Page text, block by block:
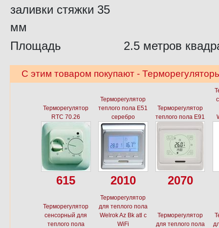
заливки стяжки 35
мм
Площадь 2.5 метров
С этим товаром покупают -
Терморегулятор
RTC 70.26
615
Терморегулятор
теплого пола E51
серебро
2010
Терморегулятор
теплого пола E91
2070
Терморегулятор
сенсорный для
теплого пола
Терморегулятор
для теплого пола
Welrok Az Bk atl с
WiFi
Терморегулятор
для теплого пола